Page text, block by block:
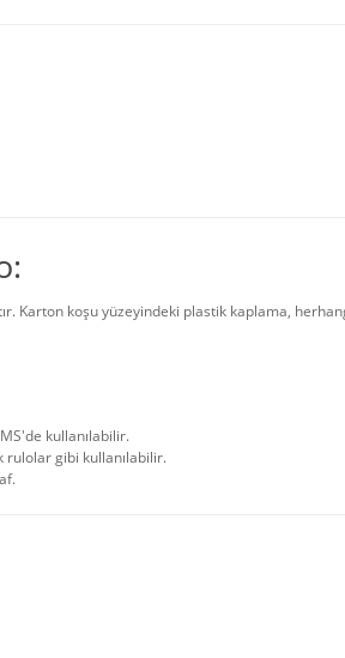
Karton koşu yüzeyindeki plastik kaplama,
kullanılabilir.
rulolar gibi kullanılabilir.